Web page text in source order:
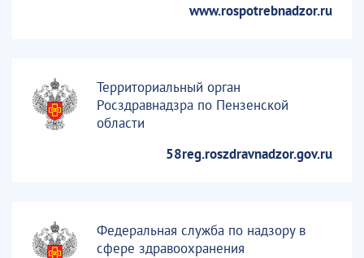
www.rospotrebnadzor.ru
Территориальный орган
Росздравнадзра по Пензенской
области
58reg.roszdravnadzor.gov.ru
Федеральная служба по надзору в
сфере здравоохранения